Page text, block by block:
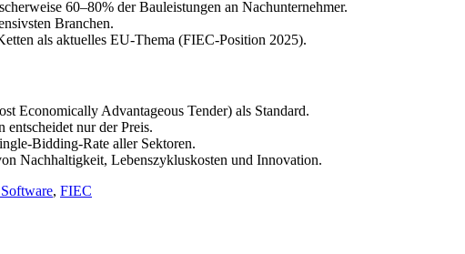
60–80% der Bauleistungen an Nachunternehmer.
Branchen.
als aktuelles EU-Thema (FIEC-Position 2025).
Economically Advantageous Tender) als Standard.
nur der Preis.
Bidding-Rate aller Sektoren.
Nachhaltigkeit, Lebenszykluskosten und Innovation.
, FIEC